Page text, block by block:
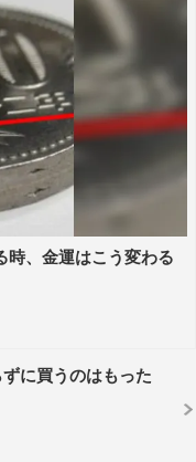
なく敵を蹴り飛ば
ながらの銃撃や、最
の至近距離でのハイ
たせしました！ケイ
をするケイの過激な
鈴鹿央士）も
クション。また、バ
大のティザービジュ
で拳銃を構え、風船
・菊野ケイの姿が写
時、金運はこう変わる
に買うのはもった